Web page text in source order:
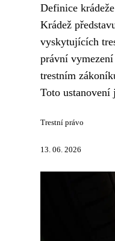
Definice
Krádež
vyskytujících
právní
trestním
Toto ustanovení
Trestní právo
13. 06. 2026